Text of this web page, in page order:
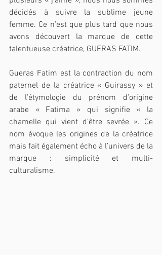
décidés à suivre la sublime jeune
femme. Ce n’est que plus tard que nous
avons découvert la marque de cette
talentueuse créatrice, GUERAS FATIM.
Gueras Fatim est la contraction du nom
paternel de la créatrice « Guirassy » et
de l’étymologie du prénom d’origine
arabe « Fatima » qui signifie « la
chamelle qui vient d’être sevrée ». Ce
nom évoque les origines de la créatrice
mais fait également écho à l’univers de la
marque : simplicité et multi-
culturalisme.